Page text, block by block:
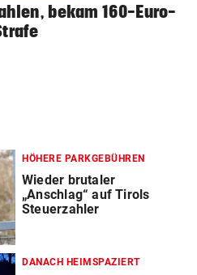
bekam 160-Euro-
HÖHERE PARKGEBÜHREN
Wieder brutaler
„Anschlag“ auf Tirols
Steuerzahler
DANACH HEIMSPAZIERT